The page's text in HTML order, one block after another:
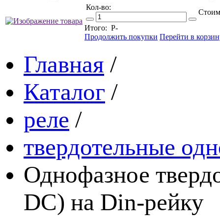
Кол-во:
Итого: Р-
Продолжить покупки Перейти в
Главная /
Каталог /
реле /
твердотельные
Однофазное
DC) на Din-рейку